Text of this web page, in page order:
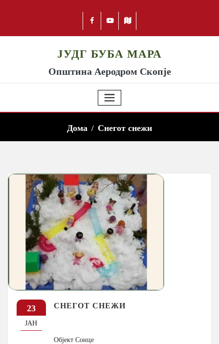
ЈУДГ БУБА МАРА
Општина Аеродром Скопје
Дома Снегот снежи
23
ЈАН
СНЕГОТ СНЕЖИ
Објект Сонце